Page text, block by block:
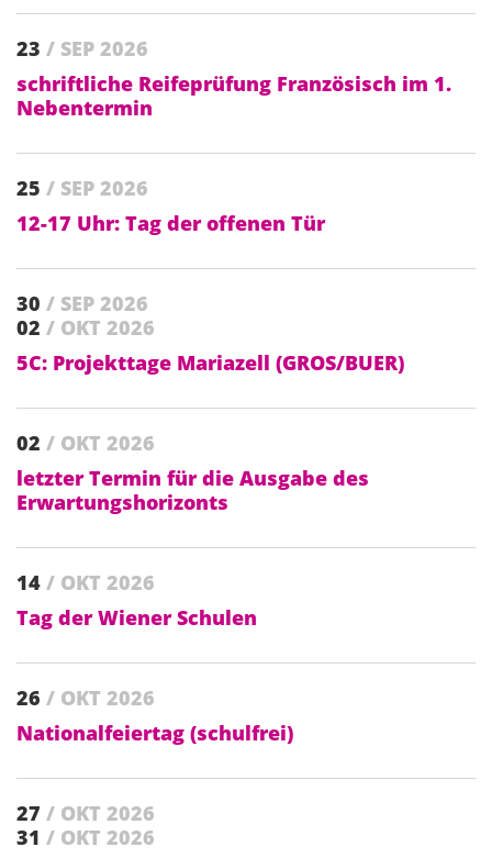
23 / SEP 2026
schriftliche Reifeprüfung Französisch im 1.
Nebentermin
25 / SEP 2026
12-17 Uhr: Tag der offenen Tür
30 / SEP 2026
02 / OKT 2026
5C: Projekttage Mariazell (GROS/BUER)
02 / OKT 2026
letzter Termin für die Ausgabe des
Erwartungshorizonts
14 / OKT 2026
Tag der Wiener Schulen
26 / OKT 2026
Nationalfeiertag (schulfrei)
27 / OKT 2026
31 / OKT 2026